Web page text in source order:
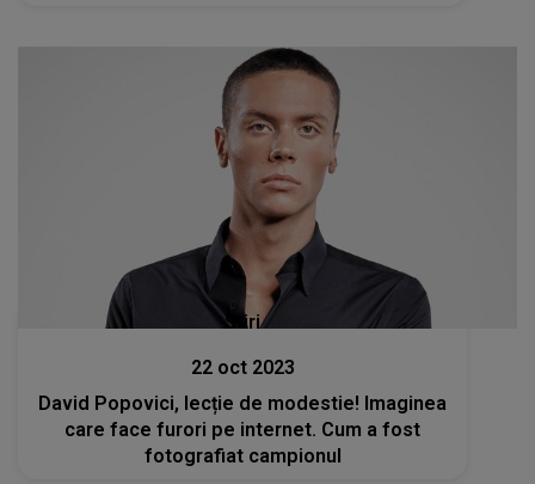
Stiri
22 oct 2023
David Popovici, lecție de modestie! Imaginea
care face furori pe internet. Cum a fost
fotografiat campionul